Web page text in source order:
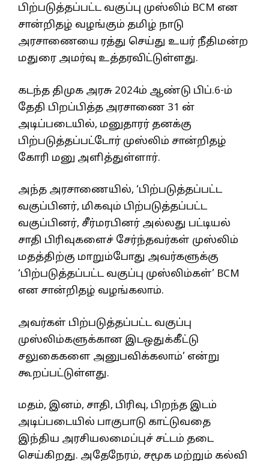
பிற்படுத்தப்பட்ட வகுப்பு முஸ்லிம் BCM என
சான்றிதழ் வழங்கும் தமிழ் நாடு
அரசாணையை ரத்து செய்து உயர் நீதிமன்ற
மதுரை அமர்வு உத்தரவிட்டுள்ளது.
கடந்த திமுக அரசு 2024ம் ஆண்டு பிப்.6-ம்
தேதி பிறப்பித்த அரசாணை 31 ன்
அடிப்படையில், மனுதாரர் தனக்கு
பிற்படுத்தப்பட்டோர் முஸ்லிம் சான்றிதழ்
கோரி மனு அளித்துள்ளார்.
அந்த அரசாணையில், ‘பிற்படுத்தப்பட்ட
வகுப்பினர், மிகவும் பிற்படுத்தப்பட்ட
வகுப்பினர், சீர்மரபினர் அல்லது பட்டியல்
சாதி பிரிவுகளைச் சேர்ந்தவர்கள் முஸ்லிம்
மதத்திற்கு மாறும்போது அவர்களுக்கு
‘பிற்படுத்தப்பட்ட வகுப்பு முஸ்லிம்கள்’ BCM
என சான்றிதழ் வழங்கலாம்.
அவர்கள் பிற்படுத்தப்பட்ட வகுப்பு
முஸ்லிம்களுக்கான இடஒதுக்கீட்டு
சலுகைகளை அனுபவிக்கலாம்’ என்று
கூறப்பட்டுள்ளது.
மதம், இனம், சாதி, பிரிவு, பிறந்த இடம்
அடிப்படையில் பாகுபாடு காட்டுவதை
இந்திய அரசியலமைப்புச் சட்டம் தடை
செய்கிறது. அதேநேரம், சமூக மற்றும் கல்வி